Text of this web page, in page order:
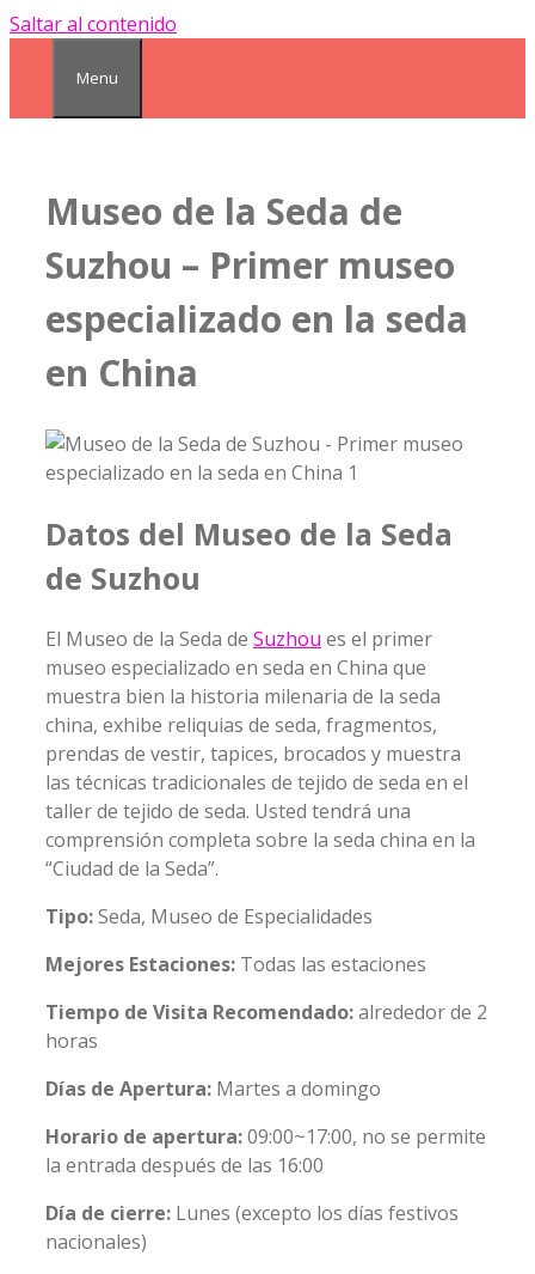
Saltar al contenido
Menu
Museo de la Seda de
Suzhou – Primer museo
especializado en la seda
en China
Datos del Museo de la Seda
de Suzhou
El Museo de la Seda de Suzhou es el primer
museo especializado en seda en China que
muestra bien la historia milenaria de la seda
china, exhibe reliquias de seda, fragmentos,
prendas de vestir, tapices, brocados y muestra
las técnicas tradicionales de tejido de seda en el
taller de tejido de seda. Usted tendrá una
comprensión completa sobre la seda china en la
“Ciudad de la Seda”.
Tipo:Seda, Museo de Especialidades
Mejores Estaciones: Todas las estaciones
Tiempo de Visita Recomendado:alrededor de 2
horas
Días de Apertura: Martes a domingo
Horario de apertura:09:00~17:00, no se permite
la entrada después de las 16:00
Día de cierre: Lunes (excepto los días festivos
nacionales)